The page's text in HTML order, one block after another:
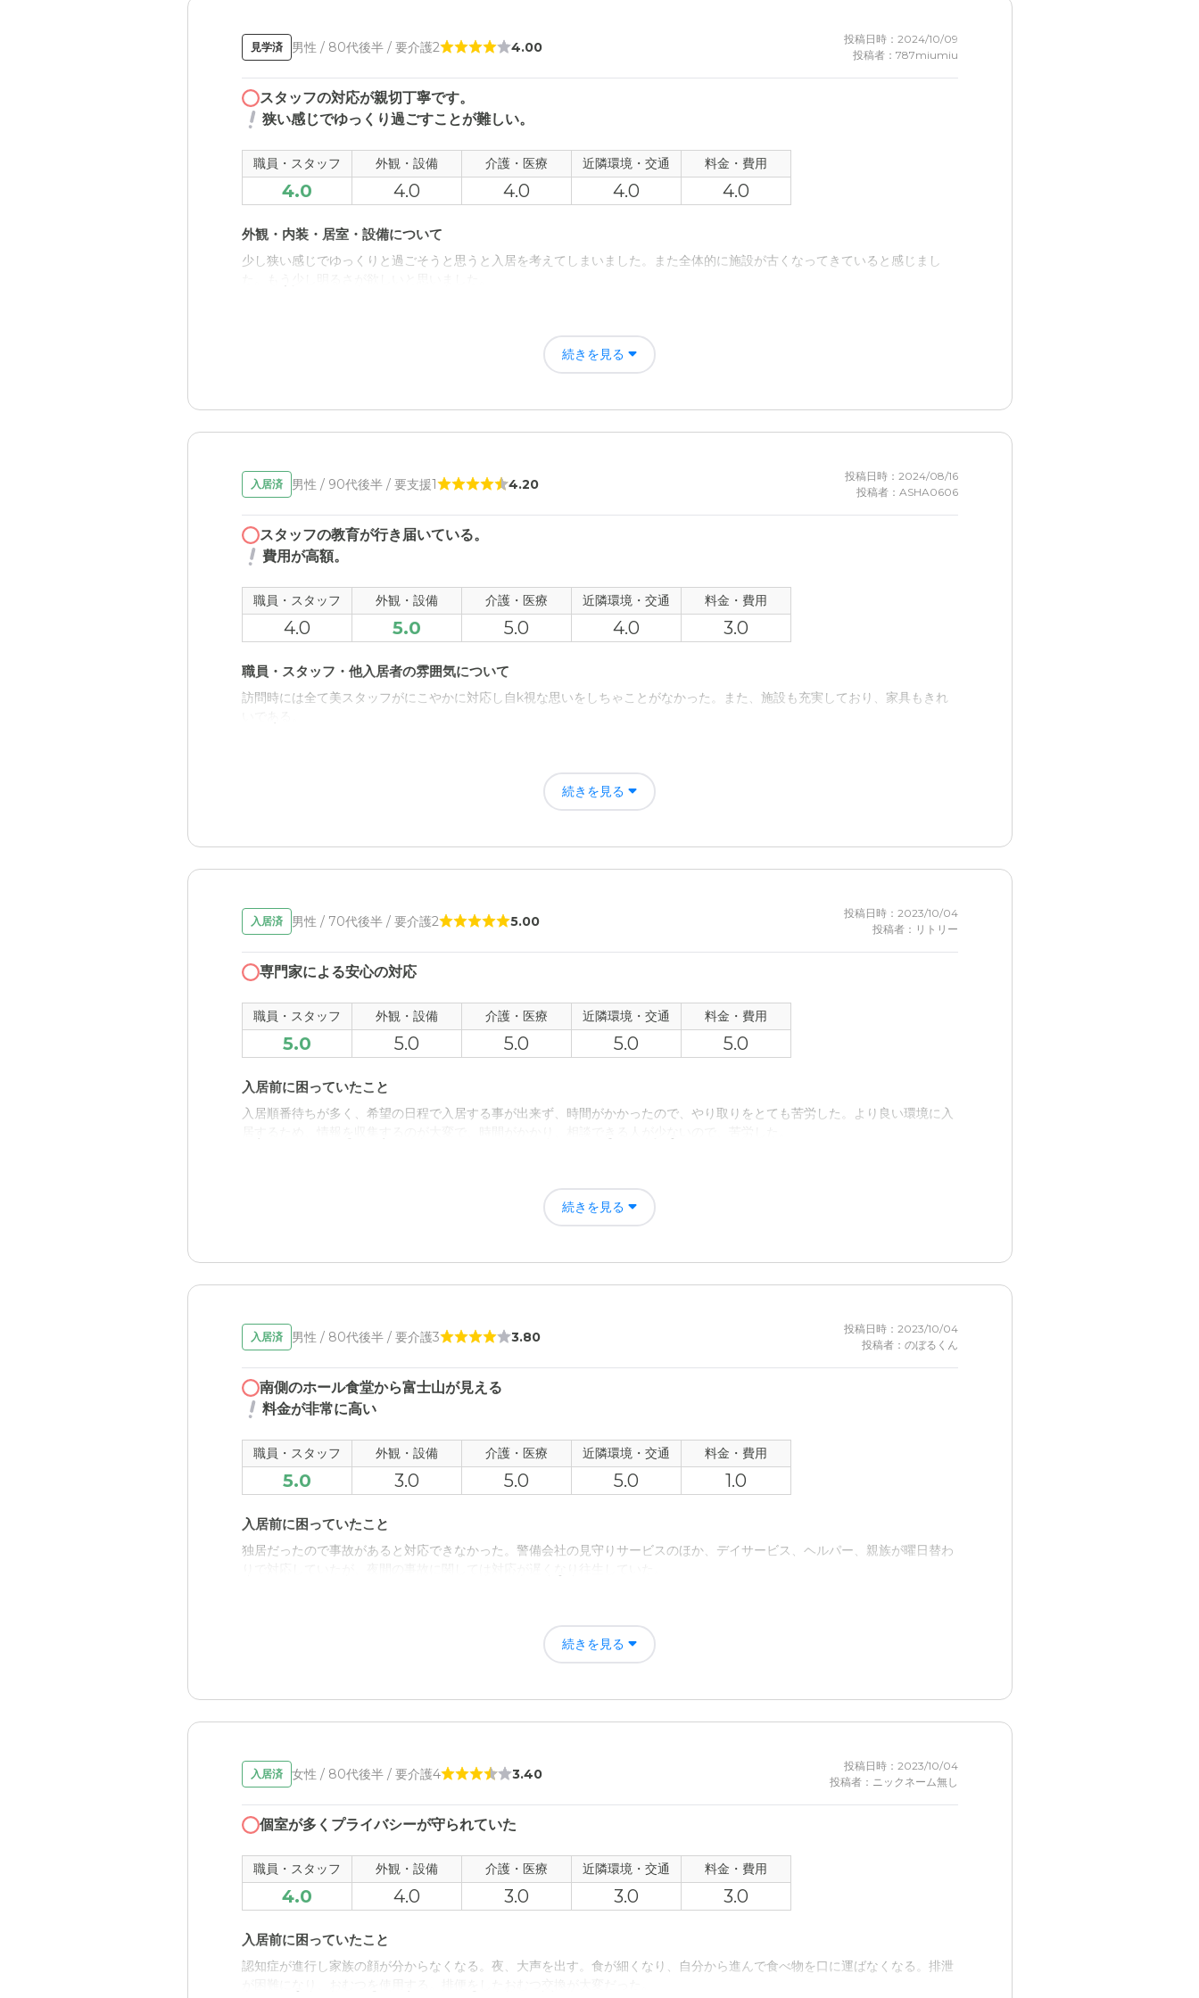
見学済 男性 / 80代後半 / 要介護2 4.00
投稿日時：2024/10/09
投稿者：787miumiu
スタッフの対応が親切丁寧です。
狭い感じでゆっくり過ごすことが難しい。
職員・スタッフ 外観・設備 介護・医療 近隣環境・交通 料金・費用
4.0 4.0 4.0 4.0 4.0
外観・内装・居室・設備について
少し狭い感じでゆっくりと過ごそうと思うと入居を考えてしまいました。また全体的に施設が古くなってきていると感じまし
看護師さんが常駐していて何かしらの異変が起きるとすぐに連絡、対応してくれそうでした。お医者さんとの連携も安心出来そ
続きを見る
入居済 男性 / 90代後半 / 要支援1 4.20
投稿日時：2024/08/16
投稿者：ASHA0606
スタッフの教育が行き届いている。
費用が高額。
職員・スタッフ 外観・設備 介護・医療 近隣環境・交通 料金・費用
4.0 5.0 5.0 4.0 3.0
職員・スタッフ・他入居者の雰囲気について
訪問時には全て美スタッフがにこやかに対応し自k視な思いをしちゃことがなかった。また、施設も充実しており、家具もきれ
車で行くには問題ないが、バスなどで行くと駅からは遠い。家具や施設自体が非常にきれいなので仕方がないが、料金は高めの
続きを見る
入居済 男性 / 70代後半 / 要介護2 5.00
投稿日時：2023/10/04
投稿者：リトリー
専門家による安心の対応
職員・スタッフ 外観・設備 介護・医療 近隣環境・交通 料金・費用
5.0 5.0 5.0 5.0 5.0
入居前に困っていたこと
入居順番待ちが多く、希望の日程で入居する事が出来ず、時間がかかったので、やり取りをとても苦労した。より良い環境に入
希望の対応をしてくれるので、負担が減り、日々の生活をしっかりと行うことが出来、専門家に対応してもらえるウノで、安心
して任せることが出来るので、とても参考になり、日々の生活が快適に過ごすことが出来るようになった。
シルバービレッジ八王子の評価
入居者が日々の生活を快適に過ごすことが出来るようになり、快適な日常を過ごすことで、より良い日常を過ごすことが出来る
職員・スタッフ・他入居者の雰囲気について
専門家が対応してくれるので、安心して任せることが出来、入居者のための対応がとても良く、日々の生活を快適に過ごすこと
が出来るようになった。
外観・内装・居室・設備について
しっかりとした施設で、安心して入居する事が出来、日々の生活を行うことが出来、安心して任せることが出来、生活がとても
安定した。
介護医療サービスについて
適切な対応をしてくれるので、安心して利用する事が出来、医療体制がしっかりしているので、きめ細かなサービスをしてくれ
交通の便が整っていて、気軽に利用する事が出来、利用する事が出来るので、日々の生活を快適に過ごすことが出来るようにな
料金費用について
続きを見る
入居済 男性 / 80代後半 / 要介護3 3.80
投稿日時：2023/10/04
投稿者：のぼるくん
南側のホール食堂から富士山が見える
料金が非常に高い
職員・スタッフ 外観・設備 介護・医療 近隣環境・交通 料金・費用
5.0 3.0 5.0 5.0 1.0
入居前に困っていたこと
独居だったので事故があると対応できなかった。警備会社の見守りサービスのほか、デイサービス、ヘルパー、親族が曜日替わ
入居することで、家族の手を離れて、施設に面会に行くにしても、気が楽だったし、生活をプロが三津見てくれているという安
シルバービレッジ八王子の評価
医療機関（右田）が隣接しており、往診、入院等に関し緊密に情報共有できていたから。
職員・スタッフ・他入居者の雰囲気について
外観・内装・居室・設備について
外観はごく普通です。内装もそれなりでした。居室に表札が掲示されているのには驚きました。南側のホール食堂からは富士山
も見え良い感じです。
した。
続きを見る
入居済 女性 / 80代後半 / 要介護4 3.40
投稿日時：2023/10/04
投稿者：ニックネーム無し
個室が多くプライバシーが守られていた
職員・スタッフ 外観・設備 介護・医療 近隣環境・交通 料金・費用
4.0 4.0 3.0 3.0 3.0
入居前に困っていたこと
認知症が進行し家族の顔が分からなくなる。夜、大声を出す。食が細くなり、自分から進んで食べ物を口に運ばなくなる。排泄